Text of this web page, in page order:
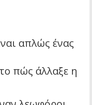
απλώς ένας
πώς άλλαξε η